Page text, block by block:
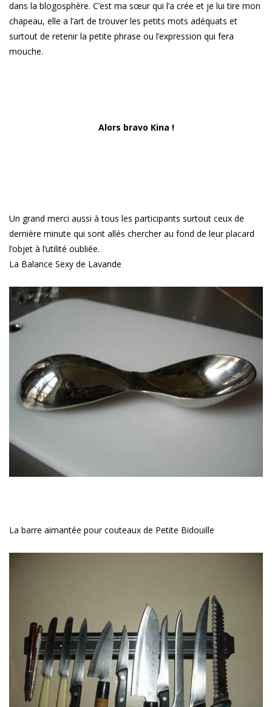
dans la blogosphère. C’est ma sœur qui l’a crée et je lui tire mon
chapeau, elle a l’art de trouver les petits mots adéquats et
surtout de retenir la petite phrase ou l’expression qui fera
mouche.
Alors bravo Kina !
Un grand merci aussi à tous les participants surtout ceux de
dernière minute qui sont allés chercher au fond de leur placard
l’objet à l’utilité oubliée.
La Balance Sexy de Lavande
La barre aimantée pour couteaux de Petite Bidouille